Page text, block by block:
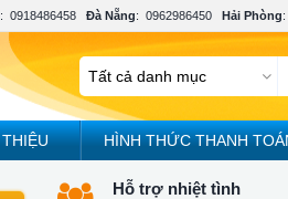
: 0918486458 Đà Nẵng: 0962986450 Hải Phòng:
HÌNH THỨC THANH
Hỗ trợ nhiệt tình